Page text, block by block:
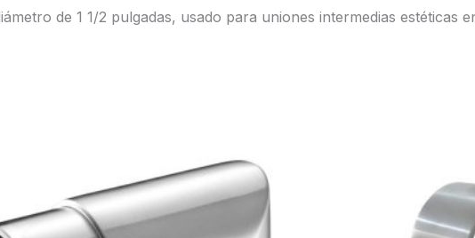
de 1 1/2 pulgadas, usado para uniones intermedias estéticas